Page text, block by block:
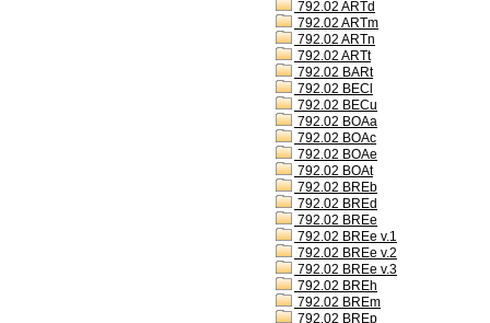
792.02 ARTd
792.02 ARTm
792.02 ARTn
792.02 ARTt
792.02 BARt
792.02 BECl
792.02 BECu
792.02 BOAa
792.02 BOAc
792.02 BOAe
792.02 BOAt
792.02 BREb
792.02 BREd
792.02 BREe
792.02 BREe v.1
792.02 BREe v.2
792.02 BREe v.3
792.02 BREh
792.02 BREm
792.02 BREp